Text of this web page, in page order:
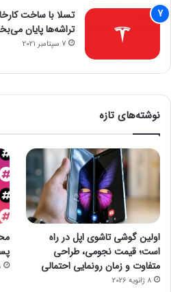
– ریپل
تغییرات قیمتی ۲۴ ساعت گذشته: ۲.۷۶ درصد افزایش
تغییرات قیمتی یک هفته اخیر: ۲۶.۱۷ درصد افزایش
– بایننس
قیمت: ۶۸۸.۱۴ دلار
تغییرات قیمتی ۲۴ ساعت گذشته: ۱.۷۳ درصد افزایش
تغییرات قیمتی یک هفته اخیر: ۴.۰۱ درصد افزایش
– یو اس دی کوین
قیمت: ۰.۹۹۹۹ دلار
تغییرات قیمتی ۲۴ ساعت گذشته: ۰.۰۲ درصد افزایش
تسلا با ساخت
تراشه‌ها پایان
7 سپتامبر 2021
نوشته‌های تازه
اولین گوشی تاشوی اپل در راه
است؛ قیمت نجومی، طراحی
متفاوت و زمان رونمایی احتمالی
8 ژانویه 2026
8